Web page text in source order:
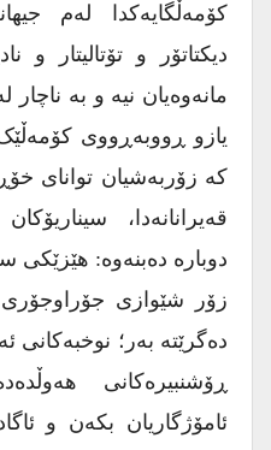
کۆمەڵگایەکدا لەم
دیکتاتۆر و تۆتالیتار و
مانەوەیان نیە و بە ناچار
یازو ڕووبەڕووی
کە زۆربەشیان توانای
قەیرانانەدا،
دوبارە دەبنەوە: هێزێکی
زۆر شێوازی جۆراوجۆری
دەگرێتە بەر؛ نوخبەکانی
ڕۆشنبیرەکانی
ئامۆژگاریان بکەن و